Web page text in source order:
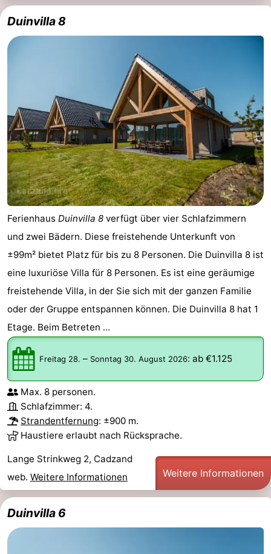
Veere
-
Domburg
Middelburg
Zeeuws-
Vlaanderen
-
Nieuwvliet
-
Breskens
-
Sluis
-
Cadzand-
Dorp
-
Retranchement
-
Natur
Het
Zwin
Westflandern
-
Brügge
Gent
Die
Küste
-
Knokke-
Heist
-
Zeebrugge
Blankenberge
-
Duinvilla 8
Ferienhaus Duinvilla 8 verfügt über vier Schlafzimmern
und zwei Bädern. Diese freistehende Unterkunft von
±99m² bietet Platz für bis zu 8 Personen. Die Duinvilla 8 ist
eine luxuriöse Villa für 8 Personen. Es ist eine geräumige
freistehende Villa, in der Sie sich mit der ganzen Familie
oder der Gruppe entspannen können. Die Duinvilla 8 hat 1
Etage. Beim Betreten ...
Freitag 28. – Sonntag 30. August 2026: ab €1.125
Max. 8 personen.
Schlafzimmer: 4.
Strandentfernung: ±900 m.
Haustiere erlaubt nach Rücksprache.
Lange Strinkweg 2, Cadzand
web. Weitere Informationen Weitere Informationen
Duinvilla 6